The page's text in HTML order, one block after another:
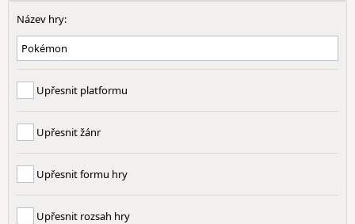
Název hry:
Upřesnit platformu
Upřesnit žánr
Upřesnit formu hry
Upřesnit rozsah hry